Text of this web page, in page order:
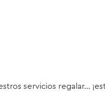
servicios regalar...